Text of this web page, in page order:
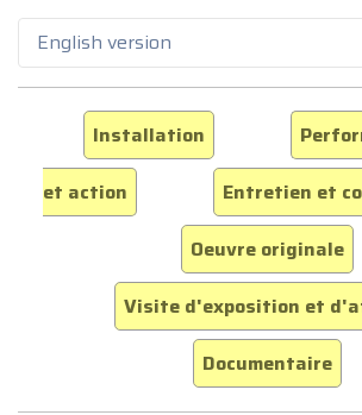
English version
Installation
et action
Entretien et
Oeuvre originale
Visite d'exposition et
Documentaire